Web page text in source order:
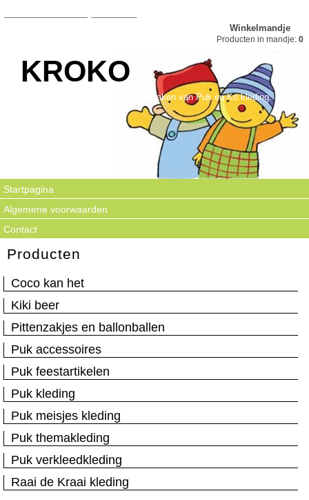
Winkelmandje
Producten in mandje: 0
KROKO
Kroko is gespecialiseerd in het maken van Puk en Ko kleding.
Startpagina
Algemene voorwaarden
Contact
Producten
Coco kan het
Kiki beer
Pittenzakjes en ballonballen
Puk accessoires
Puk feestartikelen
Puk kleding
Puk meisjes kleding
Puk themakleding
Puk verkleedkleding
Raai de Kraai kleding